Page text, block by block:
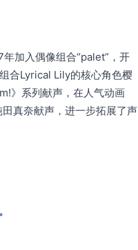
加入偶像组合“palet”，开
合Lyrical Lily的核心角色樱
》系列献声，在人气动画
田真奈献声，进一步拓展了声